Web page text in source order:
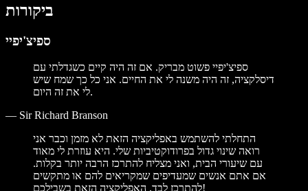
ביקורות
ספיצ'יפיי
ספיצ'יפיי פשוט מבריק. אם זה היה קיים כשגדלתי עם
דיסלקציה, זה היה משנה לי את החיים. אני כל כך שמח שיש
לי את זה היום.
— Sir Richard Branson
התחלתי להשתמש באפליקציה הזאת לא מזמן וכבר אני
רואה שינוי גדול בפרודוקטיביות שלי. היא עוזרת לי מאוד
עם שיעורי הבית, ואני מצליח להתרכז הרבה יותר בקלות.
אם אתם אנשים שמעדיפים שמקריאים להם או מתקשים
להתרכז לבד, האפליקציה הזאת בשבילכם!